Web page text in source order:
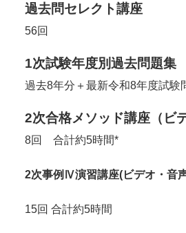
過去問セレクト講座
56回
1次試験年度別過去問題集
過去8年分＋最新令和8年度試験
2次合格メソッド講座（ビ
8回 合計約5時間*
2次事例Ⅳ演習講座(ビデオ・音
15回 合計約5時間